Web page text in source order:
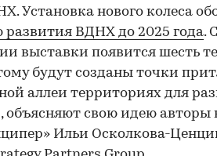
Установка нового колеса
ВДНХ до 2025 года.
выставки появится шесть
будут созданы точки
аллеи территориях для
объясняют свою идею авторы
Ильи Осколкова-